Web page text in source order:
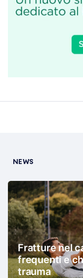
NEWS
Fratture nel
frequenti e
trauma